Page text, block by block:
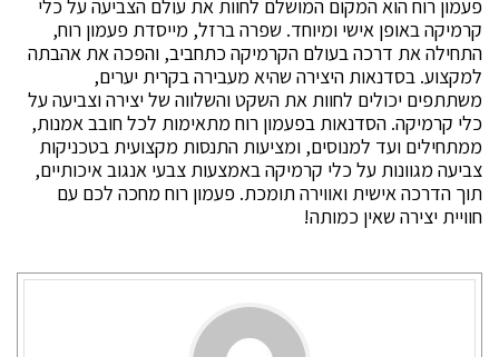
פעמון רוח הוא המקום המושלם לחוות את עולם הצביעה על כלי
קרמיקה באופן אישי ומיוחד. שפרה ברזל, מייסדת פעמון רוח,
התחילה את דרכה בעולם הקרמיקה כתחביב, והפכה את אהבתה
למקצוע. בסדנאות היצירה שהיא מעבירה בקרית יערים,
משתתפים יכולים לחוות את השקט והשלווה של יצירה וצביעה על
כלי קרמיקה. הסדנאות בפעמון רוח מתאימות לכל חובב אמנות,
ממתחילים ועד למנוסים, ומציעות התנסות מקצועית בטכניקות
צביעה מגוונות על כלי קרמיקה באמצעות צבעי אנגוב איכותיים,
תוך הדרכה אישית ואווירה תומכת. פעמון רוח מחכה לכם עם
חוויית יצירה שאין כמותה!